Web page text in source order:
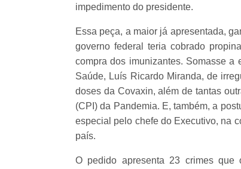
impedimento do presidente.
Essa peça, a maior já apresentada,
governo federal teria cobrado
compra dos imunizantes. Somasse a
Saúde, Luís Ricardo Miranda, de
doses da Covaxin, além de tantas
(CPI) da Pandemia. E, também, a
especial pelo chefe do Executivo, na
país.
O pedido apresenta 23 crimes